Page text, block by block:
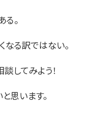
。
なる訳ではない。
してみよう！
思います。